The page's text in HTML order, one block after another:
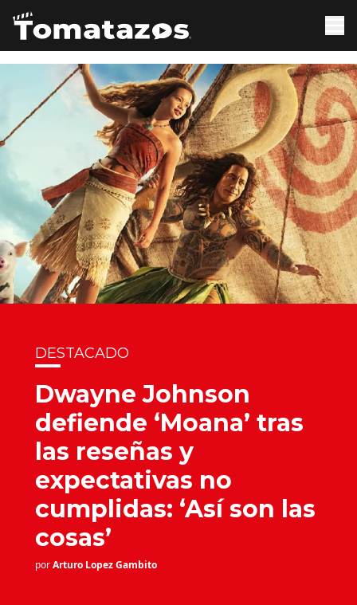
DESTACADO
Dwayne Johnson
defiende ‘Moana’ tras
las reseñas y
expectativas no
cumplidas: ‘Así son las
cosas’
porArturo Lopez Gambito